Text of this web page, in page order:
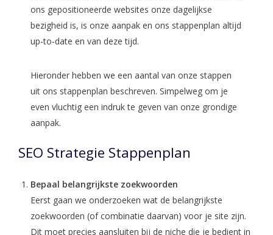
ons gepositioneerde websites onze dagelijkse
bezigheid is, is onze aanpak en ons stappenplan altijd
up-to-date en van deze tijd.
Hieronder hebben we een aantal van onze stappen
uit ons stappenplan beschreven. Simpelweg om je
even vluchtig een indruk te geven van onze grondige
aanpak.
SEO Strategie Stappenplan
Bepaal belangrijkste zoekwoorden
Eerst gaan we onderzoeken wat de belangrijkste
zoekwoorden (of combinatie daarvan) voor je site zijn.
Dit moet precies aansluiten bij de niche die je bedient in